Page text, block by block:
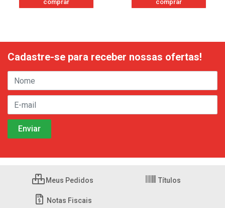
comprar
comprar
Cadastre-se para receber nossas ofertas!
Meus Pedidos Títulos
Notas Fiscais